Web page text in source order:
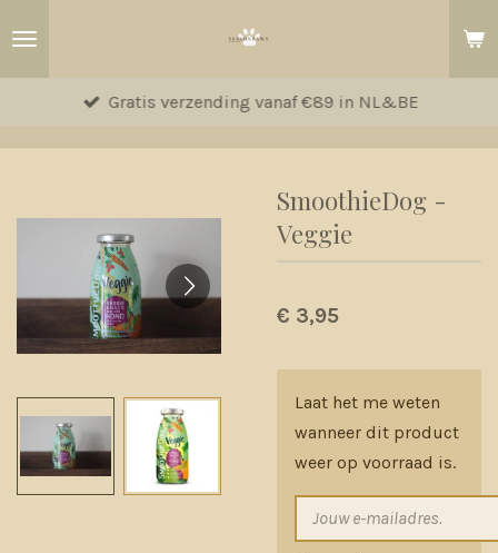
hoofdinhoud
Gratis verzending vanaf €89 in NL&BE
SmoothieDog -
Veggie
€ 3,95
Laat het me weten
wanneer dit product
weer op voorraad is.